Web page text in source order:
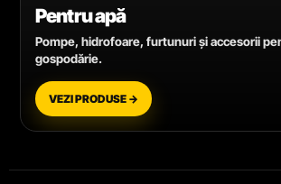
Pentru apă
Pompe, hidrofoare, furtunuri și accesorii
gospodărie.
VEZI PRODUSE →